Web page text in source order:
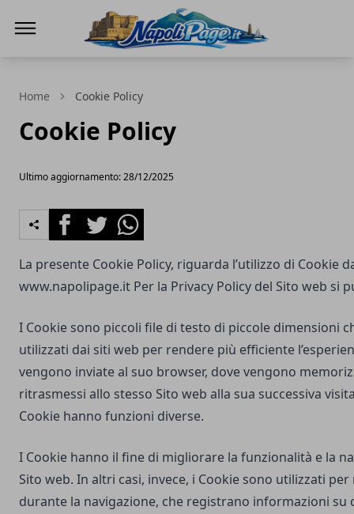
Home Cookie Policy
Cookie Policy
Ultimo aggiornamento: 28/12/2025
FacebookTwitterWhatsapp
La presente Cookie Policy, riguarda l’utilizzo di Cookie
www.napolipage.it Per la Privacy Policy del Sito web si
I Cookie sono piccoli file di testo di piccole dimensioni
utilizzati dai siti web per rendere più efficiente
vengono inviate al suo browser, dove vengono
ritrasmessi allo stesso Sito web alla sua successiva
Cookie hanno funzioni diverse.
I Cookie hanno il fine di migliorare la funzionalità e la
Sito web. In altri casi, invece, i Cookie sono utilizzati
durante la navigazione, che registrano informazioni su